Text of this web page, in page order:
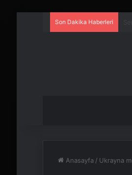
Son Dakika Haberleri
Anasayfa / Ukrayna